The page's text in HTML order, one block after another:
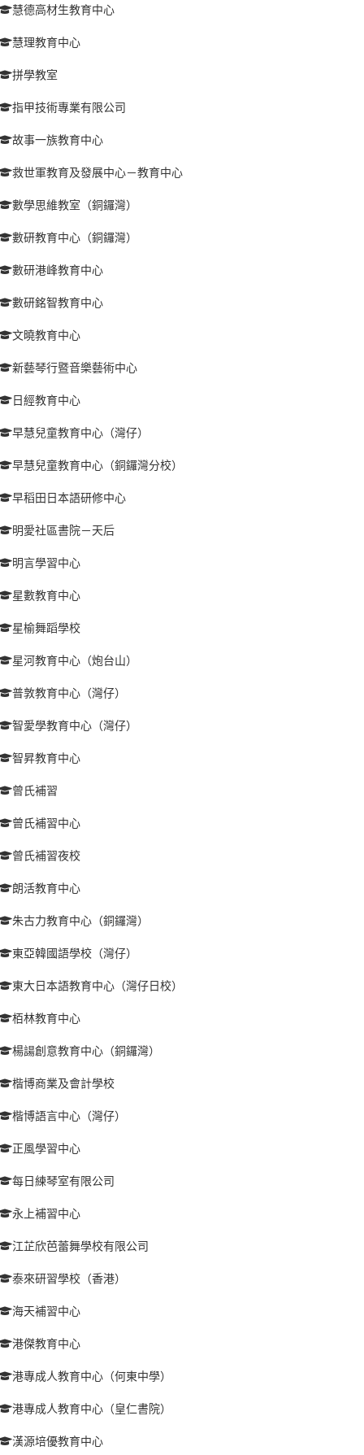
慧德高材生教育中心
慧理教育中心
拼學教室
指甲技術專業有限公司
故事一族教育中心
救世軍教育及發展中心－教育中心
數學思維教室（銅鑼灣）
數研教育中心（銅鑼灣）
數研港峰教育中心
數研銘智教育中心
文曉教育中心
新藝琴行暨音樂藝術中心
日經教育中心
早慧兒童教育中心（灣仔）
早慧兒童教育中心（銅鑼灣分校）
早稻田日本語研修中心
明愛社區書院－天后
明言學習中心
星數教育中心
星榆舞蹈學校
星河教育中心（炮台山）
普敦教育中心（灣仔）
智愛學教育中心（灣仔）
智昇教育中心
曾氏補習
曾氏補習中心
曾氏補習夜校
朗活教育中心
朱古力教育中心（銅鑼灣）
東亞韓國語學校（灣仔）
東大日本語教育中心（灣仔日校）
栢林教育中心
楊諹創意教育中心（銅鑼灣）
楷博商業及會計學校
楷博語言中心（灣仔）
正風學習中心
每日練琴室有限公司
永上補習中心
江芷欣芭蕾舞學校有限公司
泰來研習學校（香港）
海天補習中心
港傑教育中心
港專成人教育中心（何東中學）
港專成人教育中心（皇仁書院）
漢源培優教育中心